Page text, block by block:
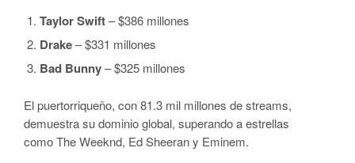
Taylor Swift– $386 millones
Drake– $331 millones
Bad Bunny– $325 millones
El puertorriqueño, con 81.3 mil millones de streams,
demuestra su dominio global, superando a estrellas
como The Weeknd, Ed Sheeran y Eminem.